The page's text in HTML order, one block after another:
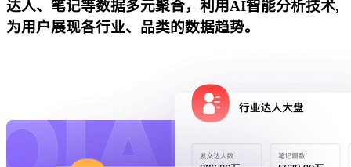
达人、笔记等数据多元聚合，利用AI智能分析技术,
为用户展现各行业、品类的数据趋势。